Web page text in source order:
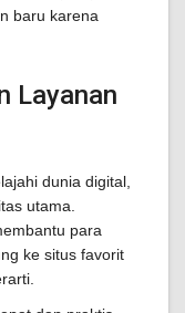
baru karena
Layanan
dunia digital,
utama.
para
ke situs favorit